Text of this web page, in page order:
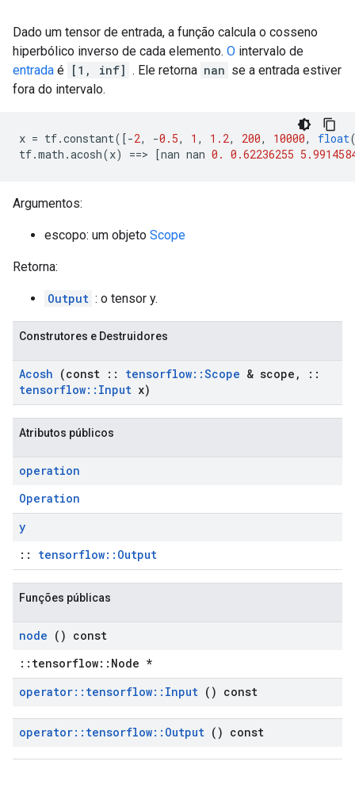
Dado um tensor de entrada, a função calcula o cosseno
hiperbólico inverso de cada elemento. O intervalo de
entrada é [1, inf] . Ele retorna nan se a entrada estiver
fora do intervalo.
x = tf.constant([-2, -0.5, 1 , 1.2, 200, 10000, float
tf.math .acosh(x) ==> [nan nan 0. 0.62236255
Argumentos:
escopo: um objeto Scope
Retorna:
Output : o tensor y.
Construtores e Destruidores
Acosh (const :: tensorflow::Scope & scope ,
::
tensorflow:: Input x)
Atributos públicos
operation
Operation
y
:: tensorflow::Output
Funções públicas
node () const
::tensorflow::Node *
operator:: tensorflow:: Input () const
operator:: tensorflow:: Output () const